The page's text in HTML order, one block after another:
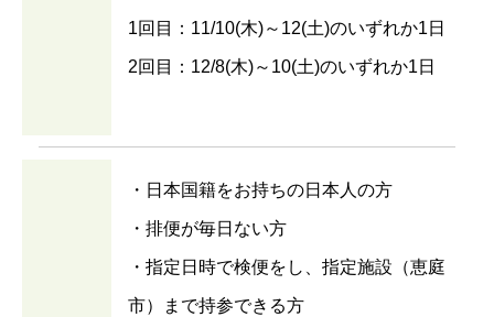
1回目：11/10(木)～12(土)のいずれか1日
2回目：12/8(木)～10(土)のいずれか1日
・日本国籍をお持ちの日本人の方
・排便が毎日ない方
・指定日時で検便をし、指定施設（恵庭
市）まで持参できる方